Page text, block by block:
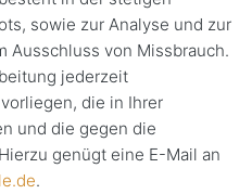
sowie zur Analyse und zur
Ausschluss von Missbrauch.
jederzeit
die in Ihrer
und die gegen die
genügt eine E-Mail an
.